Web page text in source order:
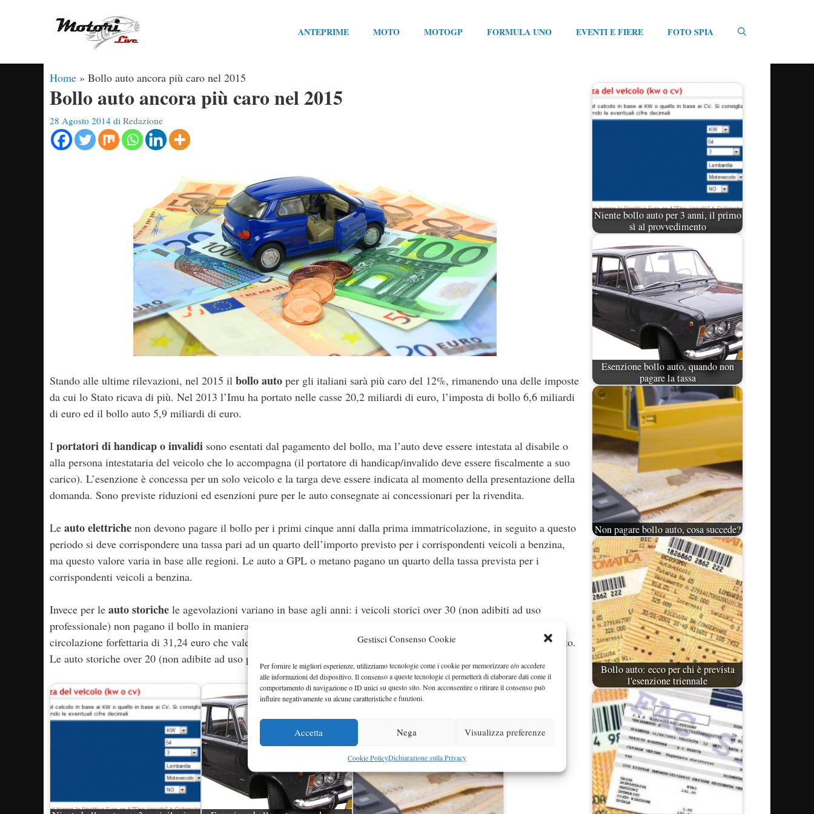
Gestisci Consenso Cookie
Per fornire le migliori esperienze, utilizziamo tecnologie come i cookie per memorizzare e/o accedere
alle informazioni del dispositivo. Il consenso a queste tecnologie ci permetterà di elaborare dati come il
comportamento di navigazione o ID unici su questo sito. Non acconsentire o ritirare il consenso può
influire negativamente su alcune caratteristiche e funzioni.
Accetta Nega Visualizza preferenze
Cookie PolicyDichiarazione sulla Privacy
ANTEPRIME MOTO MOTOGP FORMULA UNO EVENTI E FIERE FOTO SPIA
Home » Bollo auto ancora più caro nel 2015
Bollo auto ancora più caro nel 2015
28 Agosto 2014 di Redazione
Stando alle ultime rilevazioni, nel 2015 il bollo auto per gli italiani sarà più caro del 12%, rimanendo una delle imposte
da cui lo Stato ricava di più. Nel 2013 l’Imu ha portato nelle casse 20,2 miliardi di euro, l’imposta di bollo 6,6 miliardi
di euro ed il bollo auto 5,9 miliardi di euro.
I portatori di handicap o invalidi sono esentati dal pagamento del bollo, ma l’auto deve essere intestata al disabile o
alla persona intestataria del veicolo che lo accompagna (il portatore di handicap/invalido deve essere fiscalmente a suo
carico). L’esenzione è concessa per un solo veicolo e la targa deve essere indicata al momento della presentazione della
domanda. Sono previste riduzioni ed esenzioni pure per le auto consegnate ai concessionari per la rivendita.
Le auto elettriche non devono pagare il bollo per i primi cinque anni dalla prima immatricolazione, in seguito a questo
periodo si deve corrispondere una tassa pari ad un quarto dell’importo previsto per i corrispondenti veicoli a benzina,
ma questo valore varia in base alle regioni. Le auto a GPL o metano pagano un quarto della tassa prevista per i
corrispondenti veicoli a benzina.
Invece per le auto storiche le agevolazioni variano in base agli anni: i veicoli storici over 30 (non adibiti ad uso
professionale) non pagano il bollo in maniera automatica ma se circolano su strada devono pagare una tassa di
circolazione forfettaria di 31,24 euro che vale un anno e non è assoggettabile a sanzione in caso di ritardato pagamento.
Le auto storiche over 20 (non adibite ad uso professionale) hanno agevolazioni fiscali che variano tra le varie regioni.
Niente bollo auto per 3 anni, il primo
sì al provvedimento
Esenzione bollo auto, quando non
pagare la tassa
Non pagare bollo auto, cosa succede?
Bollo auto: ecco per chi è prevista
l'esenzione triennale